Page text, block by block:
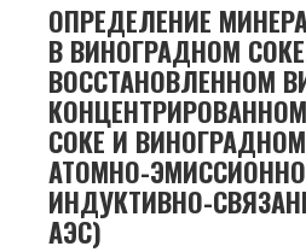
ОПРЕДЕЛЕНИЕ
В ВИНОГРАДНОМ
ВОССТАНОВЛЕННОМ
СОКЕ И
АТОМНО-
ИНДУКТИВНО-
АЭС)